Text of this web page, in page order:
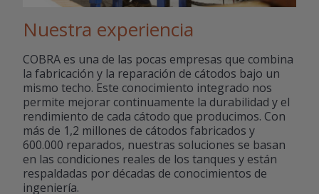
Nuestra experiencia
COBRA es una de las pocas empresas que combina
la fabricación y la reparación de cátodos bajo un
mismo techo. Este conocimiento integrado nos
permite mejorar continuamente la durabilidad y el
rendimiento de cada cátodo que producimos. Con
más de 1,2 millones de cátodos fabricados y
600.000 reparados, nuestras soluciones se basan
en las condiciones reales de los tanques y están
respaldadas por décadas de conocimientos de
ingeniería.